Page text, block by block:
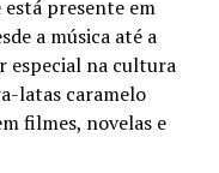
presente em
a música até a
especial na cultura
latas caramelo
filmes, novelas e